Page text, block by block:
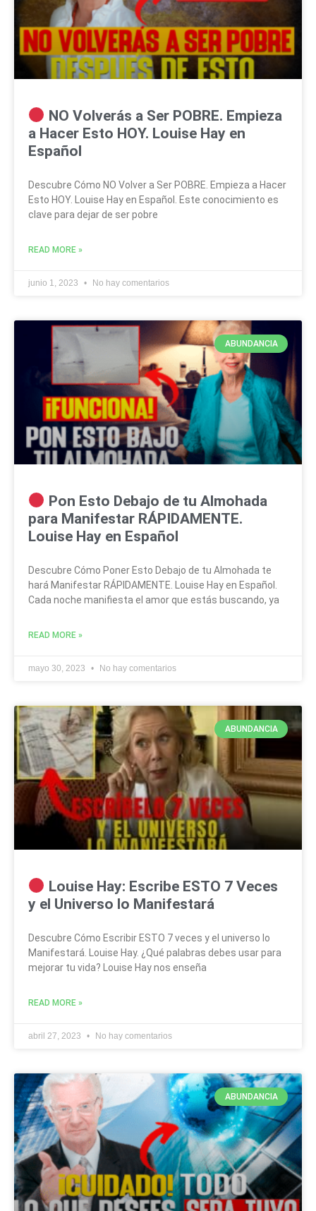
NO Volverás a Ser POBRE. Empieza
a Hacer Esto HOY. Louise Hay en
Español
Descubre Cómo NO Volver a Ser POBRE. Empieza a Hacer
Esto HOY. Louise Hay en Español. Este conocimiento es
clave para dejar de ser pobre
READ MORE »
junio 1, 2023 No hay comentarios
ABUNDANCIA
Pon Esto Debajo de tu Almohada
para Manifestar RÁPIDAMENTE.
Louise Hay en Español
Descubre Cómo Poner Esto Debajo de tu Almohada te
hará Manifestar RÁPIDAMENTE. Louise Hay en Español.
Cada noche manifiesta el amor que estás buscando, ya
READ MORE »
mayo 30, 2023 No hay comentarios
ABUNDANCIA
Louise Hay: Escribe ESTO 7 Veces
y el Universo lo Manifestará
Descubre Cómo Escribir ESTO 7 veces y el universo lo
Manifestará. Louise Hay. ¿Qué palabras debes usar para
mejorar tu vida? Louise Hay nos enseña
READ MORE »
abril 27, 2023 No hay comentarios
ABUNDANCIA